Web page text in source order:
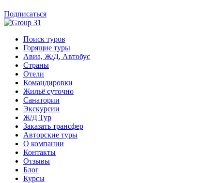
Подписаться
Поиск туров
Горящие туры
Авиа, Ж/Д, Автобус
Страны
Отели
Командировки
Жильё суточно
Санатории
Экскурсии
Ж/Д Тур
Заказать трансфер
Авторские туры
О компании
Контакты
Отзывы
Блог
Курсы